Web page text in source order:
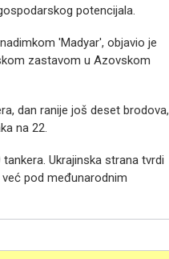
potencijala.
'Madyar', objavio je
zastavom u Azovskom
dan ranije još deset brodova,
na 22.
Ukrajinska strana tvrdi
pod međunarodnim